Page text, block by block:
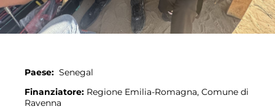
Paese: Senegal
Finanziatore: Regione Emilia-Romagna, Comune di
Ravenna